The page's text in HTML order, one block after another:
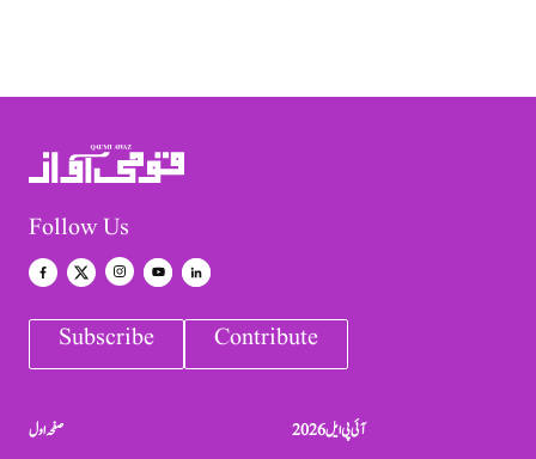
Follow Us
Subscribe Contribute
صفحہ اول
آئی پی ایل 2026